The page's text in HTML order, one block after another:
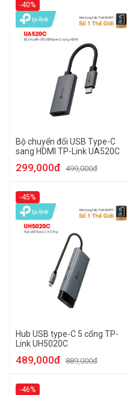
-40%
Bộ chuyển đổi USB Type-C
sang HDMI TP-Link UA520C
299,000đ 499,000đ
-45%
Hub USB type-C 5 cổng TP-
Link UH5020C
489,000đ 889,000đ
-46%